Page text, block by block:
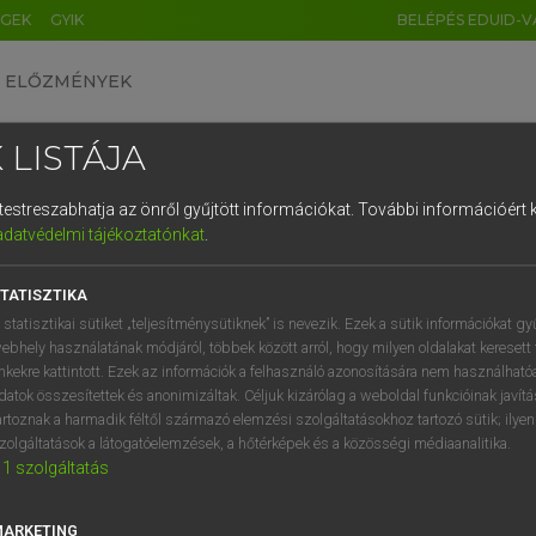
GYIK BELÉPÉS EDUID-
ELŐZMÉNYEK
műszaki szótár
VAN ELŐFIZETÉSED?
megtekintéséhez.
LISTÁJA
az önről gyűjtött információkat. További információért
tájékoztatónkat.
statisztikai sütiket „teljesítménysütiknek” is nevezik. Ezek a sütik információkat
használatának módjáról, többek között arról, hogy milyen oldalakat keresett
kattintott. Ezek az információk a felhasználó azonosítására nem
összesítettek és anonimizáltak. Céljuk kizárólag a weboldal funkcióinak
a harmadik féltől származó elemzési szolgáltatásokhoz tartozó sütik;
a látogatóelemzések, a hőtérképek és a közösségi médiaanalitika.
1 szolgáltatás
DE CN FR ES IT NL
1 2 3 4 5 6 7 8 9
q w e r t z u i
a s d f g h j k l é
í y x c v b n m , .